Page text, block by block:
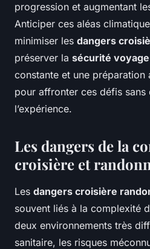
progression et augmentant
Anticiper ces aléas
minimiser les dangers
préserver la sécurité
constante et une préparation
pour affronter ces défis sans
l’expérience.
Les dangers de la
croisière et
Les dangers croisière
souvent liés à la complexité
deux environnements très
sanitaire, les risques